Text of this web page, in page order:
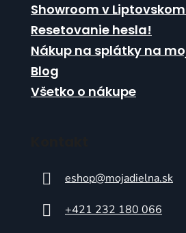
Showroom v
Resetovanie hesla!
Nákup na splátky na
Blog
Všetko o nákupe
eshop@mojadielna.sk
+421 232 180 066